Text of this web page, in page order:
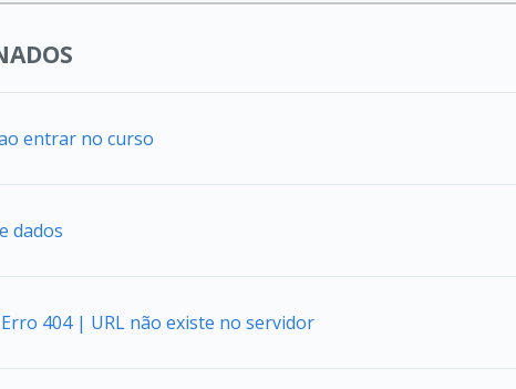
entrar no curso
dados
404 | URL não existe no servidor